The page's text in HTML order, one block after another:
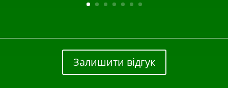
Залишити відгук